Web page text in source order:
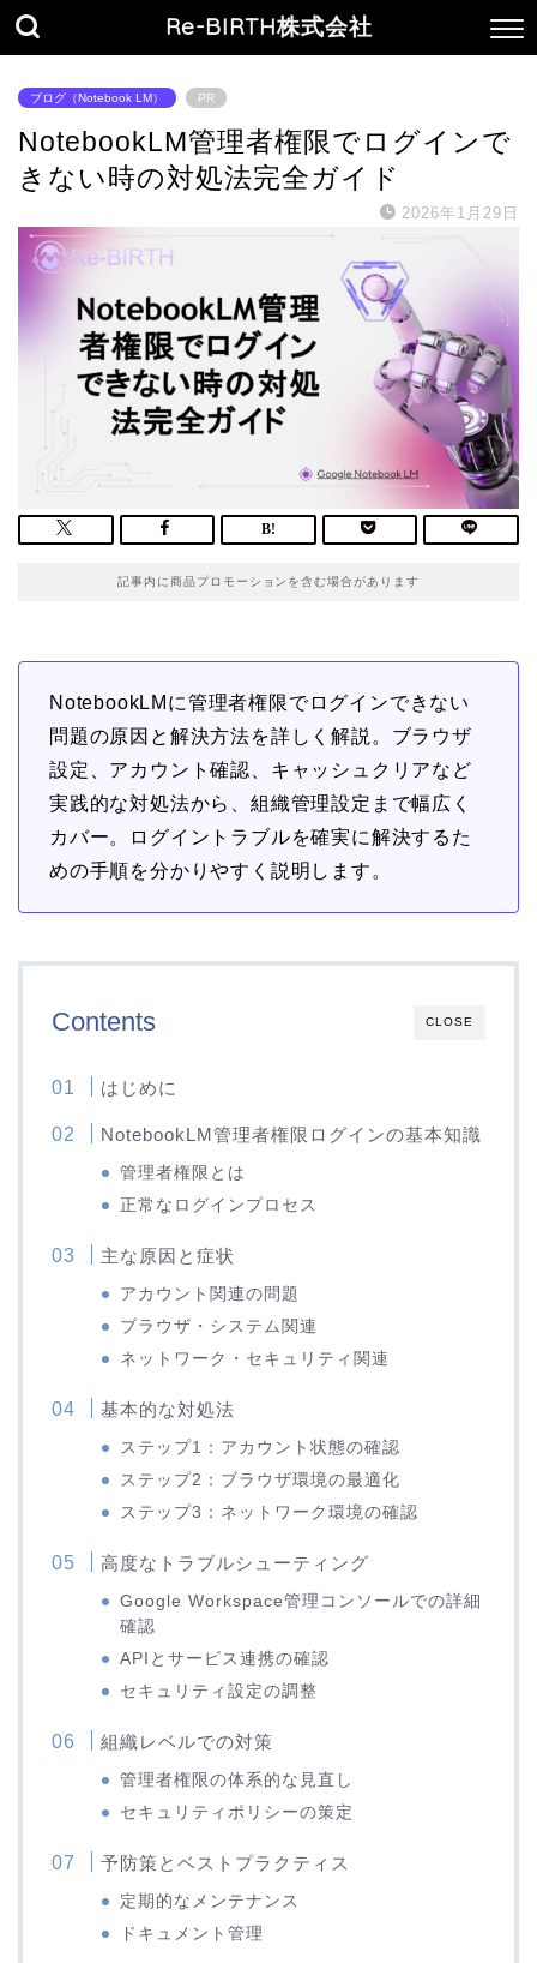
Re-BIRTH株式会社
ブログ（Notebook LM） PR
NotebookLM管理者権限でログインで
きない時の対処法完全ガイド
2026年1月29日
記事内に商品プロモーションを含む場合があります
NotebookLMに管理者権限でログインできない
問題の原因と解決方法を詳しく解説。ブラウザ
設定、アカウント確認、キャッシュクリアなど
実践的な対処法から、組織管理設定まで幅広く
カバー。ログイントラブルを確実に解決するた
めの手順を分かりやすく説明します。
CLOSE
Contents
はじめに
NotebookLM管理者権限ログインの基本知識
管理者権限とは
正常なログインプロセス
主な原因と症状
アカウント関連の問題
ブラウザ・システム関連
ネットワーク・セキュリティ関連
基本的な対処法
ステップ1：アカウント状態の確認
ステップ2：ブラウザ環境の最適化
ステップ3：ネットワーク環境の確認
高度なトラブルシューティング
Google Workspace管理コンソールでの詳細
確認
APIとサービス連携の確認
セキュリティ設定の調整
組織レベルでの対策
管理者権限の体系的な見直し
セキュリティポリシーの策定
予防策とベストプラクティス
定期的なメンテナンス
ドキュメント管理